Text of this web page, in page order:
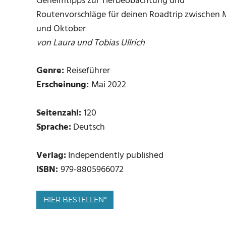
Routenvorschläge für deinen Roadtrip zwischen
und Oktober
von Laura und Tobias Ullrich
Genre: Reiseführer
Erscheinung: Mai 2022
Seitenzahl:120
Sprache:Deutsch
Verlag:Independently published
ISBN:979-8805966072
HIER BESTELLEN*